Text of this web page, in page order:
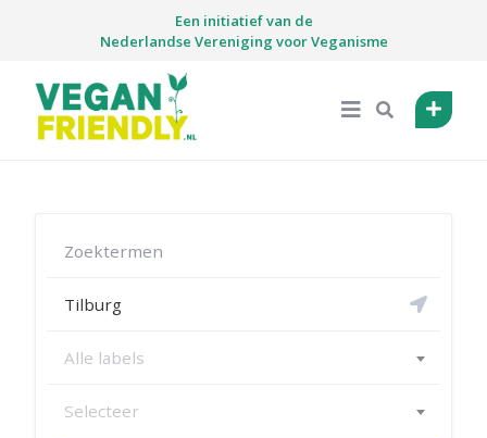
Een initiatief van de
Nederlandse Vereniging voor Veganisme
Alle labels
Selecteer